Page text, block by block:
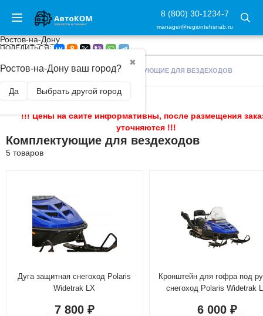
8 (800) 30-1234-7
manager@regiontehsnab.ru
Ростов-на-Дону
✖
Ростов-на-Дону ваш город?
Да Выбрать другой город
ПОДЕЛИТЬСЯ:
ГЛАВНАЯ / ВЕЗДЕХОДЫ / КОМПЛЕКТУЮЩИЕ ДЛЯ ВЕЗДЕХОДОВ
!!! Цены на сайте информативны, после размещения
уточняются !!!
Комплектующие для вездеходов
5 товаров
Дуга защитная снегоход Polaris
Widetrak LX
7 800 ₽
Кронштейн для гофра под
снегоход Polaris Widetrak
6 000₽